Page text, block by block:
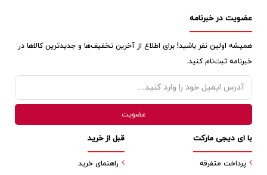
عضویت در خبرنامه
همیشه اولین نفر باشید! برای اطلاع از آخرین تخفیف‌ها و جدیدترین کالاها در
خبرنامه ثبت‌نام کنید.
قبل از خرید
راهنمای خرید
با ای دیجی مارکت
پرداخت متفرقه